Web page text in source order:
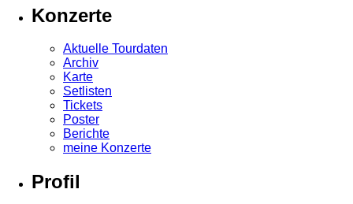
Konzerte
Aktuelle Tourdaten
Archiv
Karte
Setlisten
Tickets
Poster
Berichte
meine Konzerte
Profil